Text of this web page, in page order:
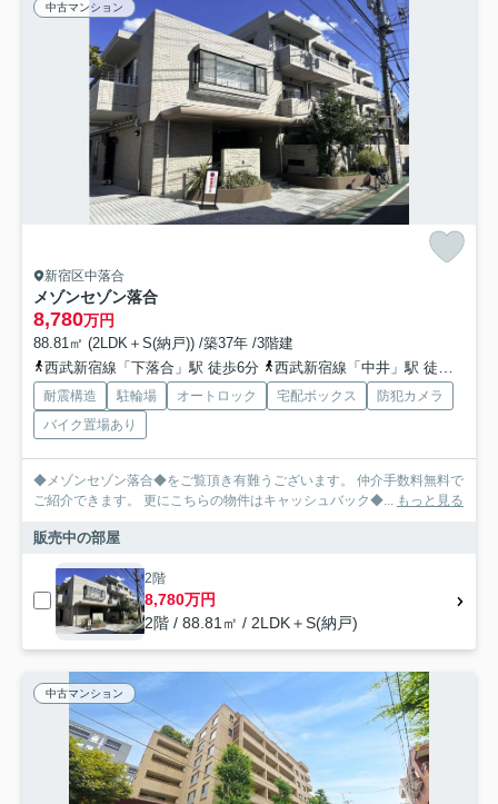
中古マンション
新宿区中落合
メゾンセゾン落合
8,780万円
88.81㎡ (2LDK＋S(納戸)) /築37年 /3階建
西武新宿線「下落合」駅 徒歩6分
西武新宿線「中井」駅 徒歩10分
耐震構造 駐輪場 オートロック 宅配ボックス
防犯カメラ
バイク置場あり
◆メゾンセゾン落合◆をご覧頂き有難うございます。 仲介手数料無料で
ご紹介できます。 更にこちらの物件はキャッシュバック◆...
もっと見る
販売中の部屋
2階
8,780万円
2階 / 88.81㎡ / 2LDK＋S(納戸)
中古マンション